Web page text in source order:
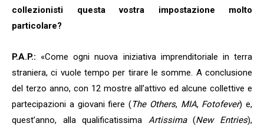
collezionisti questa vostra impostazione molto
particolare?
P.A.P.: «Come ogni nuova iniziativa imprenditoriale in terra
straniera, ci vuole tempo per tirare le somme. A conclusione
del terzo anno, con 12 mostre all’attivo ed alcune collettive e
partecipazioni a giovani fiere (The Others, MIA, Fotofever) e,
quest’anno, alla qualificatissima Artissima(New Entries),